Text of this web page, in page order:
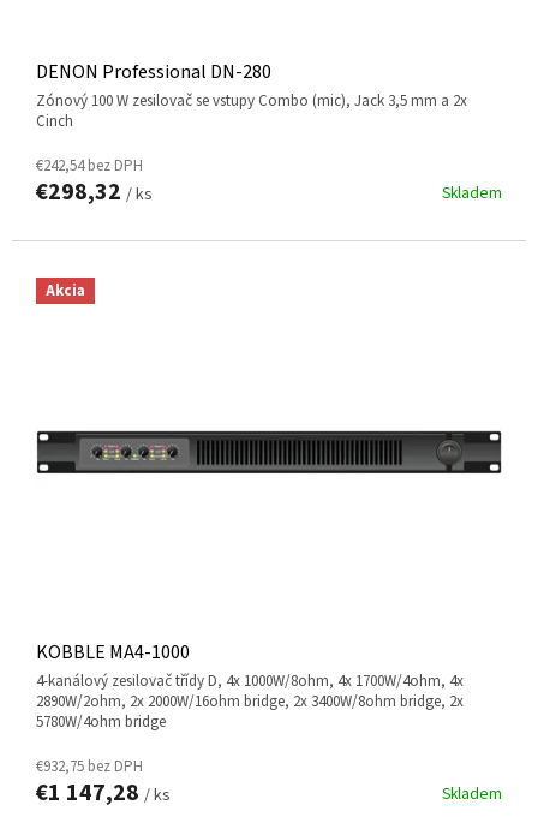
DENON Professional DN-280
Zónový 100 W zesilovač se vstupy Combo (mic), Jack 3,5 mm a 2x
Cinch
Skladem
€242,54 bez DPH
€298,32 / ks
Akcia
KOBBLE MA4-1000
4-kanálový zesilovač třídy D, 4x 1000W/8ohm, 4x 1700W/4ohm, 4x
2890W/2ohm, 2x 2000W/16ohm bridge, 2x 3400W/8ohm bridge, 2x
5780W/4ohm bridge
Skladem
€932,75 bez DPH
€1 147,28 / ks